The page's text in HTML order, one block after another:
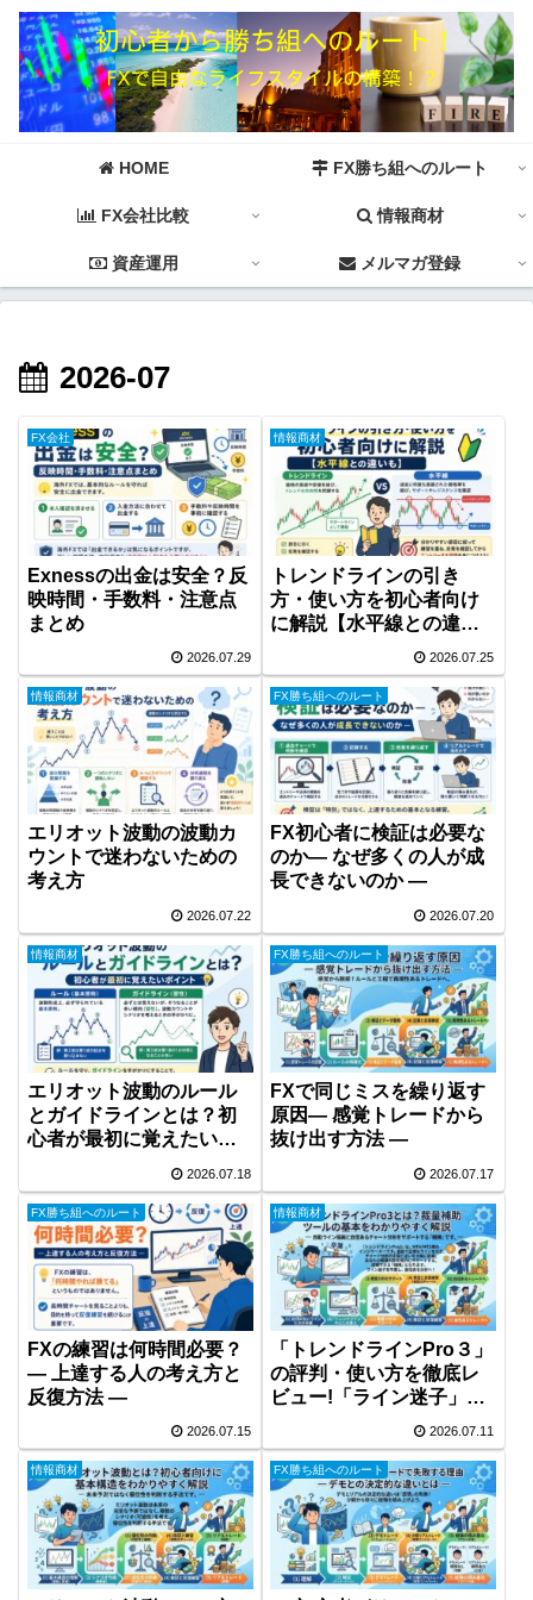
HOME FX勝ち組へのルート
FX会社比較 情報商材
資産運用 メルマガ登録
2026-07
FX会社
Exnessの出金は安全？反
映時間・手数料・注意点
まとめ
2026.07.29
情報商材
トレンドラインの引き
方・使い方を初心者向け
に解説【水平線との違い
2026.07.25
情報商材
エリオット波動の波動カ
ウントで迷わないための
考え方
2026.07.22
FX勝ち組へのルート
FX初心者に検証は必要な
のか― なぜ多くの人が成
長できないのか ―
2026.07.20
情報商材
エリオット波動のルール
とガイドラインとは？初
心者が最初に覚えたいポ
2026.07.18
FX勝ち組へのルート
FXで同じミスを繰り返す
原因― 感覚トレードから
抜け出す方法 ―
2026.07.17
FX勝ち組へのルート
FXの練習は何時間必要？
― 上達する人の考え方と
反復方法 ―
2026.07.15
情報商材
「トレンドラインPro３」
の評判・使い方を徹底レ
ビュー!「ライン迷子」を
卒業させてくれる裁量補
助ツールか？
2026.07.11
情報商材 FX勝ち組へのルート